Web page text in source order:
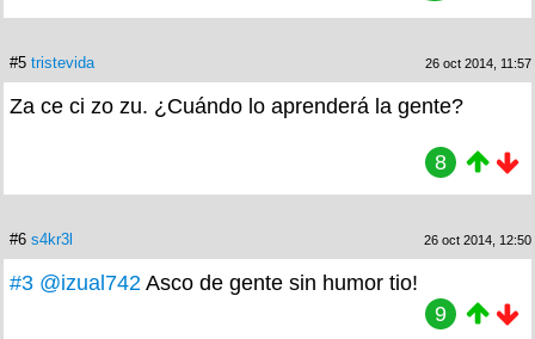
#5 tristevida 26 oct 2014, 11:57
Za ce ci zo zu. ¿Cuándo lo aprenderá la gente?
8
#6 s4kr3l 26 oct 2014, 12:50
#3 @izual742 Asco de gente sin humor tio!
9